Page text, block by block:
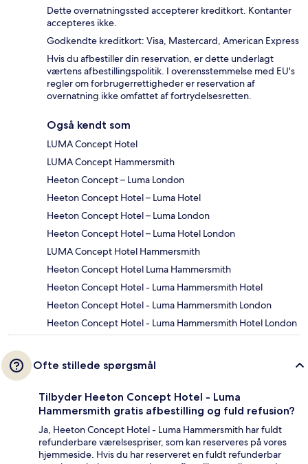
Dette overnatningssted accepterer kreditkort. Kontanter
accepteres ikke.
Godkendte kreditkort: Visa, Mastercard, American Express
Hvis du afbestiller din reservation, er dette underlagt
værtens afbestillingspolitik. I overensstemmelse med EU's
regler om forbrugerrettigheder er reservation af
overnatning ikke omfattet af fortrydelsesretten.
Også kendt som
LUMA Concept Hotel
LUMA Concept Hammersmith
Heeton Concept – Luma London
Heeton Concept Hotel – Luma Hotel
Heeton Concept Hotel – Luma London
Heeton Concept Hotel – Luma Hotel London
LUMA Concept Hotel Hammersmith
Heeton Concept Hotel Luma Hammersmith
Heeton Concept Hotel - Luma Hammersmith Hotel
Heeton Concept Hotel - Luma Hammersmith London
Heeton Concept Hotel - Luma Hammersmith Hotel London
Ofte stillede spørgsmål
Tilbyder Heeton Concept Hotel - Luma
Hammersmith gratis afbestilling og fuld refusion?
Ja, Heeton Concept Hotel - Luma Hammersmith har fuldt
refunderbare værelsespriser, som kan reserveres på vores
hjemmeside. Hvis du har reserveret en fuldt refunderbar